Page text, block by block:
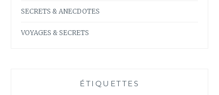
SECRETS & ANECDOTES
VOYAGES & SECRETS
ÉTIQUETTES